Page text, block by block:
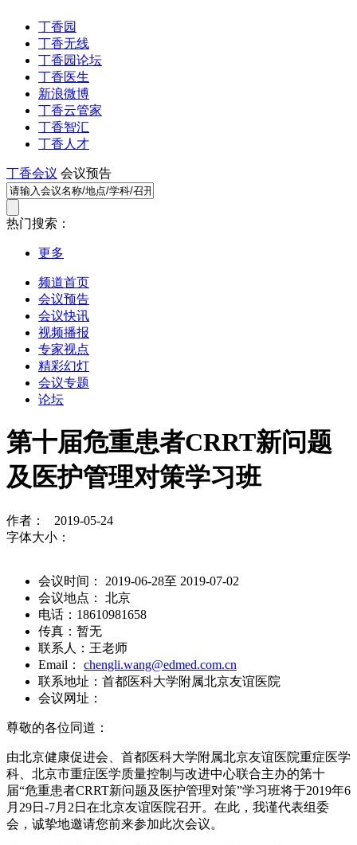
丁香园
丁香无线
丁香园论坛
丁香医生
新浪微博
丁香云管家
丁香智汇
丁香人才
丁香会议 会议预告
热门搜索：
更多
频道首页
会议预告
会议快讯
视频播报
专家视点
精彩幻灯
会议专题
论坛
第十届危重患者CRRT新问题
及医护管理对策学习班
作者： 2019-05-24
字体大小：
会议时间： 2019-06-28至 2019-07-02
会议地点： 北京
电话：18610981658
传真：暂无
联系人：王老师
Email： chengli.wang@edmed.com.cn
联系地址：首都医科大学附属北京友谊医院
会议网址：
尊敬的各位同道：
由北京健康促进会、首都医科大学附属北京友谊医院重症医学
科、北京市重症医学质量控制与改进中心联合主办的第十
届“危重患者CRRT新问题及医护管理对策”学习班将于2019年6
月29日-7月2日在北京友谊医院召开。在此，我谨代表组委
会，诚挚地邀请您前来参加此次会议。